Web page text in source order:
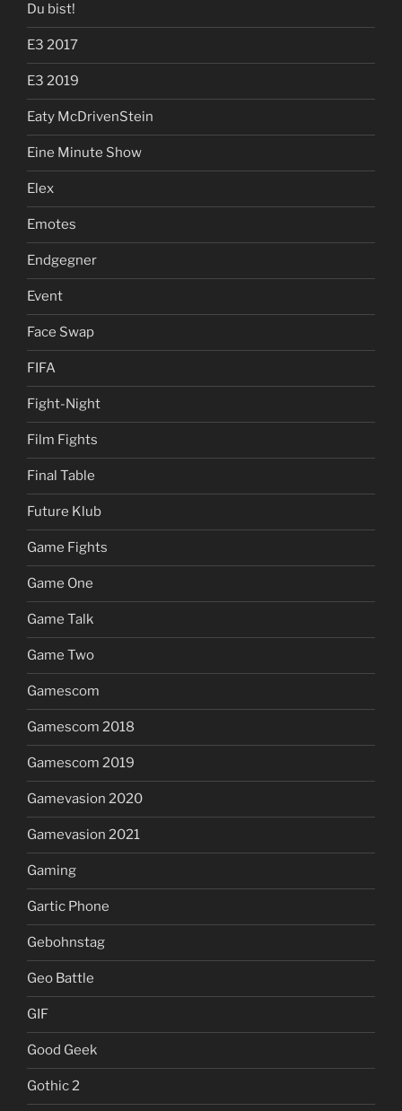
Du bist!
E3 2017
E3 2019
Eaty McDrivenStein
Eine Minute Show
Elex
Emotes
Endgegner
Event
Face Swap
FIFA
Fight-Night
Film Fights
Final Table
Future Klub
Game Fights
Game One
Game Talk
Game Two
Gamescom
Gamescom 2018
Gamescom 2019
Gamevasion 2020
Gamevasion 2021
Gaming
Gartic Phone
Gebohnstag
Geo Battle
GIF
Good Geek
Gothic 2